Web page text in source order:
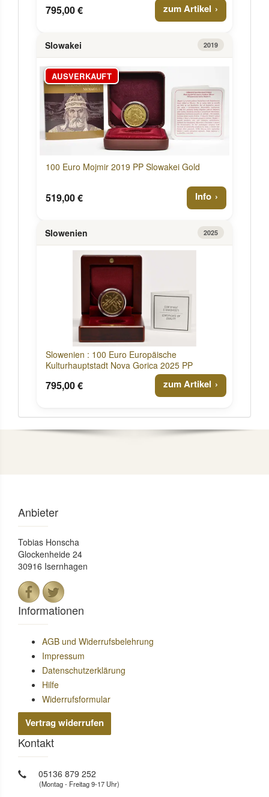
795,00 € zum Artikel
Slowakei 2019
AUSVERKAUFT
100 Euro Mojmir 2019 PP Slowakei Gold
519,00 € Info
Slowenien 2025
Slowenien : 100 Euro Europäische
Kulturhauptstadt Nova Gorica 2025 PP
795,00 € zum Artikel
Anbieter
Tobias Honscha
Glockenheide 24
30916 Isernhagen
Informationen
AGB und Widerrufsbelehrung
Impressum
Datenschutzerklärung
Hilfe
Widerrufsformular
Vertrag widerrufen
Kontakt
05136 879 252
(Montag - Freitag 9-17 Uhr)